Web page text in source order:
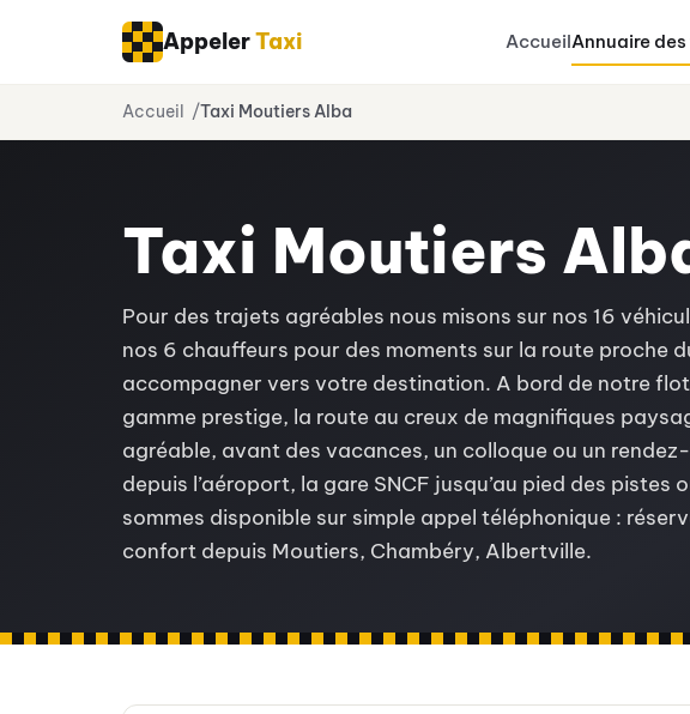
AppelerTaxi AccueilAnnuaire
Accueil Taxi Moutiers Alba
Taxi Moutiers
Pour des trajets agréables nous misons sur nos 16
nos 6 chauffeurs pour des moments sur la route proche
accompagner vers votre destination. A bord de notre
gamme prestige, la route au creux de magnifiques
agréable, avant des vacances, un colloque ou un
depuis l’aéroport, la gare SNCF jusqu’au pied des pistes
sommes disponible sur simple appel téléphonique :
confort depuis Moutiers, Chambéry, Albertville.